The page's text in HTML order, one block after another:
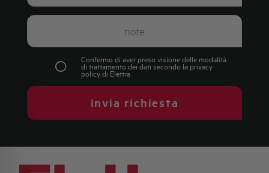
Confermo di aver preso visione delle modalità
di trattamento dei dati secondo la privacy
policydi Elettra
invia richiesta